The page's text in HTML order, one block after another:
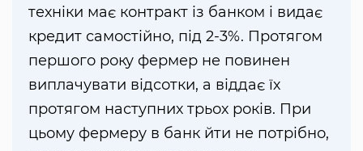
техніки має контракт із банком і видає
кредит самостійно, під 2-3%. Протягом
першого року фермер не повинен
виплачувати відсотки, а віддає їх
протягом наступних трьох років. При
цьому фермеру в банк йти не потрібно,